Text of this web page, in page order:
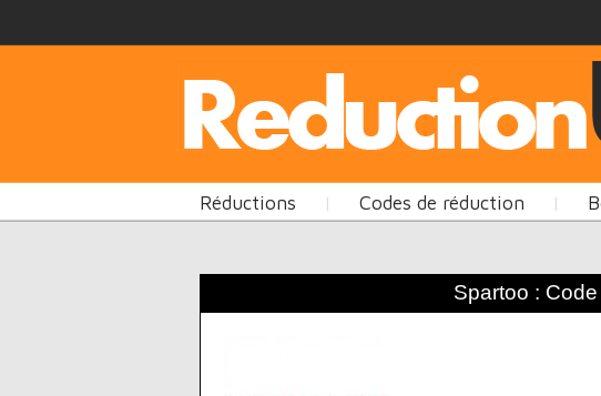
Réductions | Codes de réduction |
Spartoo :